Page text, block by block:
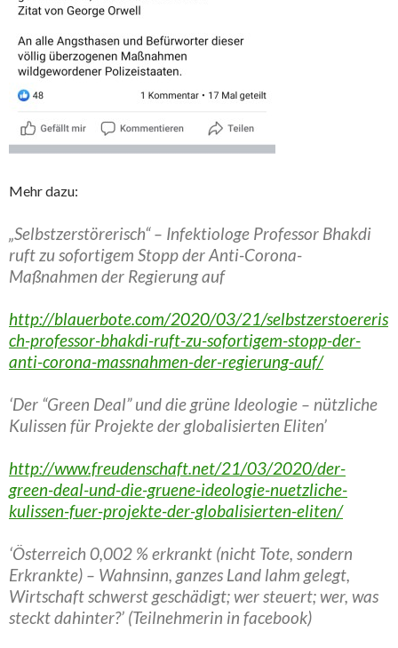
Mehr dazu:
„Selbstzerstörerisch“ – Infektiologe Professor Bhakdi
ruft zu sofortigem Stopp der Anti-Corona-
Maßnahmen der Regierung auf
http://blauerbote.com/2020/03/21/selbstzerstoereris
ch-professor-bhakdi-ruft-zu-sofortigem-stopp-der-
anti-corona-massnahmen-der-regierung-auf/
‘Der “Green Deal” und die grüne Ideologie – nützliche
Kulissen für Projekte der globalisierten Eliten’
http://www.freudenschaft.net/21/03/2020/der-
green-deal-und-die-gruene-ideologie-nuetzliche-
kulissen-fuer-projekte-der-globalisierten-eliten/
‘Österreich 0,002 % erkrankt (nicht Tote, sondern
Erkrankte) – Wahnsinn, ganzes Land lahm gelegt,
Wirtschaft schwerst geschädigt; wer steuert; wer, was
steckt dahinter?’ (Teilnehmerin in facebook)